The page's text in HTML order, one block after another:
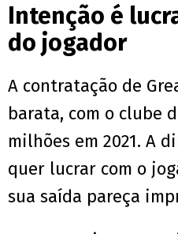
Intenção é
do jogador
A contratação de
barata, com o clube
milhões em 2021. A
quer lucrar com o
sua saída pareça